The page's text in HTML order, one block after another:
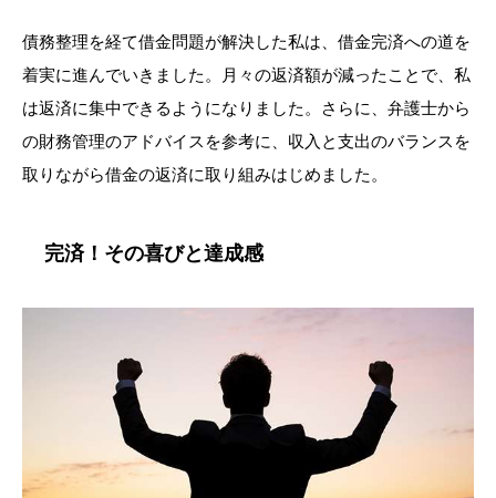
債務整理を経て借金問題が解決した私は、借金完済への道を
着実に進んでいきました。月々の返済額が減ったことで、私
は返済に集中できるようになりました。さらに、弁護士から
の財務管理のアドバイスを参考に、収入と支出のバランスを
取りながら借金の返済に取り組みはじめました。
完済！その喜びと達成感